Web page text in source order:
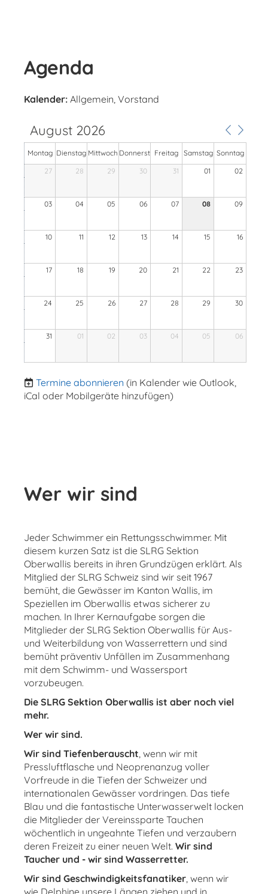
Agenda
Kalender: Allgemein, Vorstand
August 2026
Montag Dienstag Mittwoch Donnerst Freitag Samstag Sonntag
27
28 29 30 31 01 02
03 04 05 06 07 08 09
10 11 12 13 14 15 16
17 18 19 20 21 22 23
24 25 26 27 28 29 30
31 01 02 03 04 05 06
Termine abonnieren (in Kalender wie Outlook,
iCal oder Mobilgeräte hinzufügen)
Wer wir sind
Jeder Schwimmer ein Rettungsschwimmer. Mit
diesem kurzen Satz ist die SLRG Sektion
Oberwallis bereits in ihren Grundzügen erklärt. Als
Mitglied der SLRG Schweiz sind wir seit 1967
bemüht, die Gewässer im Kanton Wallis, im
Speziellen im Oberwallis etwas sicherer zu
machen. In Ihrer Kernaufgabe sorgen die
Mitglieder der SLRG Sektion Oberwallis für Aus-
und Weiterbildung von Wasserrettern und sind
bemüht präventiv Unfällen im Zusammenhang
mit dem Schwimm- und Wassersport
vorzubeugen.
Die SLRG Sektion Oberwallis ist aber noch viel
mehr.
Wer wir sind.
Wir sind Tiefenberauscht, wenn wir mit
Pressluftflasche und Neoprenanzug voller
Vorfreude in die Tiefen der Schweizer und
internationalen Gewässer vordringen. Das tiefe
Blau und die fantastische Unterwasserwelt locken
die Mitglieder der Vereinssparte Tauchen
wöchentlich in ungeahnte Tiefen und verzaubern
deren Freizeit zu einer neuen Welt. Wir sind
Taucher und - wir sind Wasserretter.
Wir sind Geschwindigkeitsfanatiker, wenn wir
wie Delphine unsere Längen ziehen und in